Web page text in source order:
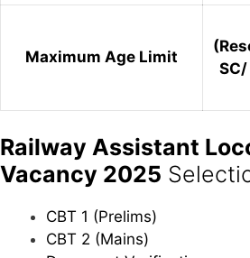
Maximum Age Limit
Railway Assistant
Vacancy 2025
CBT 1 (Prelims)
CBT 2 (Mains)